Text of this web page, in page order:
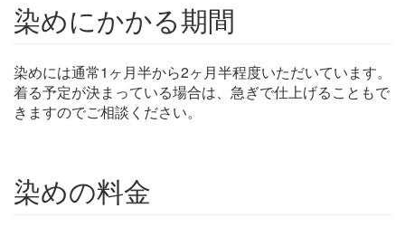
染めにかかる期間
染めには通常1ヶ月半から2ヶ月半程度いただいています。
着る予定が決まっている場合は、急ぎで仕上げることもで
きますのでご相談ください。
染めの料金